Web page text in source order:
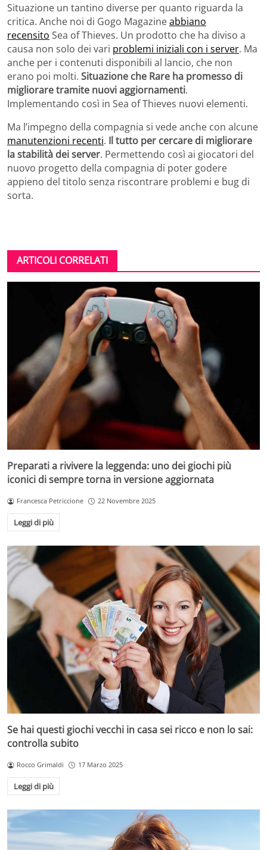
Situazione un tantino diverse per quanto riguarda la
critica. Anche noi di Gogo Magazineabbiano
recensito Sea of Thieves. Un prodotto che ha diviso a
causa non solo dei vari problemi iniziali con i server. Ma
anche per i contenuti disponibili al lancio, che non
erano poi molti. Situazione che Rare ha promesso di
migliorare tramite nuovi aggiornamenti.
Implementando così in Sea of Thieves nuovi elementi.
Ma l’impegno della compagnia si vede anche con alcune
manutenzioni recenti. Il tutto per cercare di migliorare
la stabilità dei server. Permettendo così ai giocatori del
nuovo progetto della compagnia di poter godere
appieno del titolo senza riscontrare problemi e bug di
sorta.
ARTICOLI CORRELATI
Preparati a rivivere la leggenda: uno dei giochi più
iconici di sempre torna in versione aggiornata
Francesca Petriccione 22 Novembre 2025
Leggi di più
Se hai questi giochi vecchi in casa sei ricco e non lo sai:
controlla subito
Rocco Grimaldi 17 Marzo 2025
Leggi di più